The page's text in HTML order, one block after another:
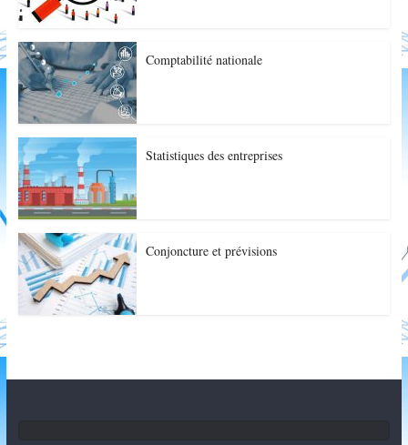
Comptabilité nationale
Statistiques des entreprises
Conjoncture et prévisions